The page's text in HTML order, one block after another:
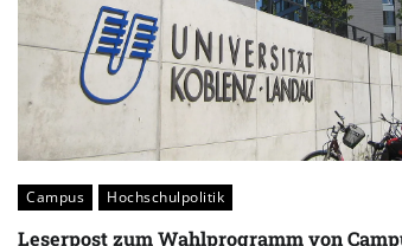
Campus Hochschulpolitik
Leserpost zum Wahlprogramm von